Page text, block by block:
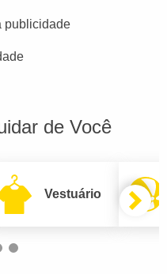
publicidade
de Você
Vestuário